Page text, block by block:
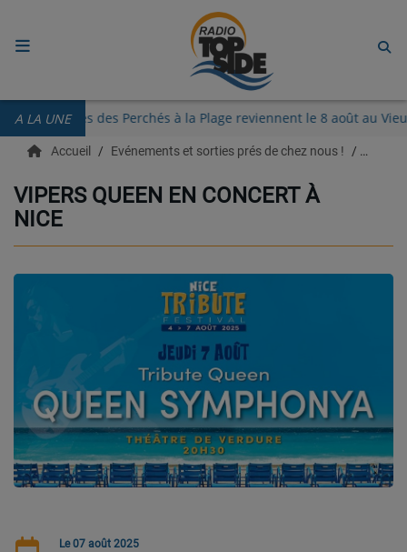
A LA UNE
Les Guinguettes des Perchés à la Plage reviennent le 8 août au
RADIO
ECOUTER
RECHERCHE DE TITRES
EMISSIONS
LIVE DJ
EQUIPES
CONTACT
Team Building Radio
Accueil Evénements et sorties prés de chez nous ! Radio
VIPERS QUEEN EN CONCERT À
NICE
Le 07 août 2025